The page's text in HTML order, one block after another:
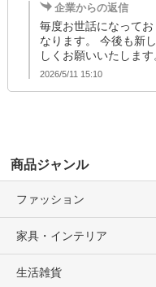
企業からの返信
毎度お世話になって
なります。 今後も新
しくお願いいたします
2026/5/11 15:10
商品ジャンル
ファッション
家具・インテリア
生活雑貨